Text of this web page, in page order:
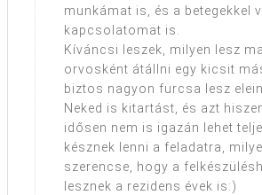
munkámat is, és a betegekkel
kapcsolatomat is.
Kíváncsi leszek, milyen lesz
orvosként átállni egy kicsit
biztos nagyon furcsa lesz
Neked is kitartást, és azt
idősen nem is igazán lehet
késznek lenni a feladatra,
szerencse, hogy a
lesznek a rezidens évek is:)